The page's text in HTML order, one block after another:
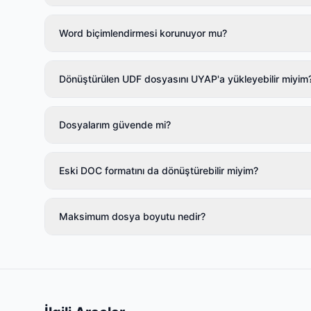
Word biçimlendirmesi korunuyor mu?
Dönüştürülen UDF dosyasını UYAP'a yükleyebilir
Dosyalarım güvende mi?
Eski DOC formatını da dönüştürebilir miyim?
Maksimum dosya boyutu nedir?